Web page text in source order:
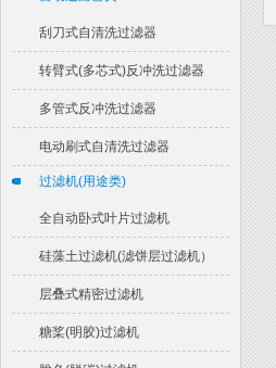
刮刀式自清洗过滤器
转臂式(多芯式)反冲洗过滤器
多管式反冲洗过滤器
电动刷式自清洗过滤器
过滤机(用途类)
全自动卧式叶片过滤机
硅藻土过滤机(滤饼层过滤机）
层叠式精密过滤机
糖桨(明胶)过滤机